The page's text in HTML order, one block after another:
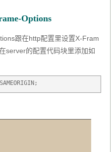
Options
跟在http配置里设置X-Fram
server的配置代码块里添加如